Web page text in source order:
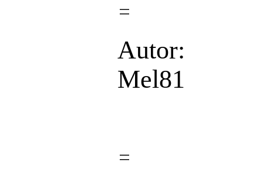
Zum
springen
Autor:
Mel81